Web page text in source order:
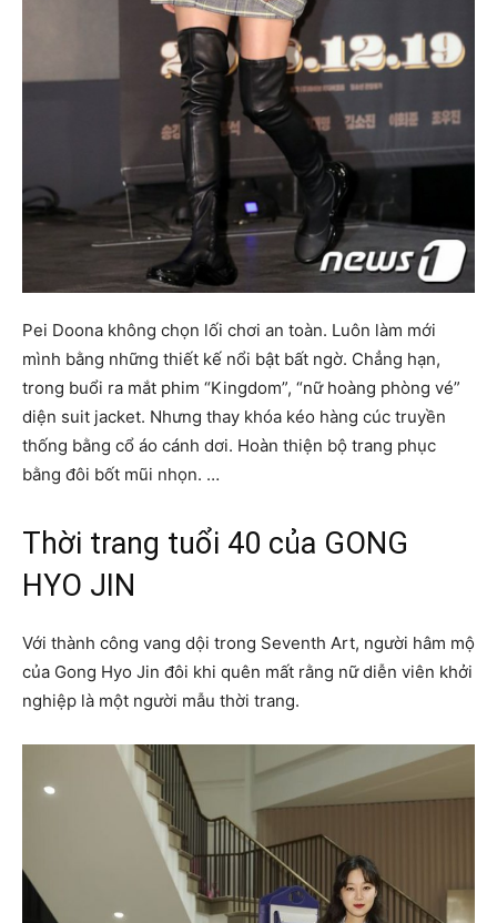
Pei Doona không chọn lối chơi an toàn. Luôn làm mới
mình bằng những thiết kế nổi bật bất ngờ. Chẳng hạn,
trong buổi ra mắt phim “Kingdom”, “nữ hoàng phòng vé”
diện suit jacket. Nhưng thay khóa kéo hàng cúc truyền
thống bằng cổ áo cánh dơi. Hoàn thiện bộ trang phục
bằng đôi bốt mũi nhọn. …
Thời trang tuổi 40 của GONG
HYO JIN
Với thành công vang dội trong Seventh Art, người hâm mộ
của Gong Hyo Jin đôi khi quên mất rằng nữ diễn viên khởi
nghiệp là một người mẫu thời trang.